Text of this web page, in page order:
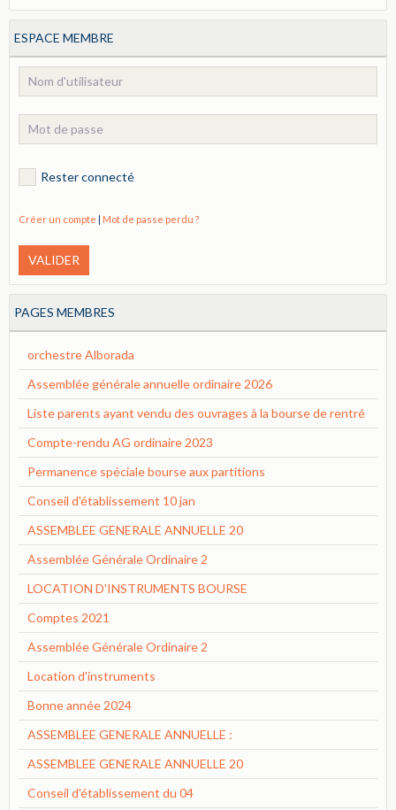
ESPACE MEMBRE
Rester connecté
Créer un compte | Mot de passe perdu ?
VALIDER
PAGES MEMBRES
orchestre Alborada
Assemblée générale annuelle ordinaire 2026
Liste parents ayant vendu des ouvrages à la bourse de rentré
Compte-rendu AG ordinaire 2023
Permanence spéciale bourse aux partitions
Conseil d'établissement 10 jan
ASSEMBLEE GENERALE ANNUELLE 20
Assemblée Générale Ordinaire 2
LOCATION D'INSTRUMENTS BOURSE
Comptes 2021
Assemblée Générale Ordinaire 2
Location d'instruments
Bonne année 2024
ASSEMBLEE GENERALE ANNUELLE :
ASSEMBLEE GENERALE ANNUELLE 20
Conseil d'établissement du 04